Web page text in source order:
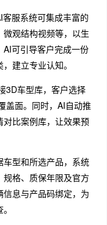
服系统可集成丰富的
观结构视频等，以生
可引导客户完成一份
建立专业认知。
3D车型库，客户选择
盖面。同时，AI自动推
比案例库，让效果预
型和所选产品，系统
格、质保年限及官方
息与产品码绑定，为